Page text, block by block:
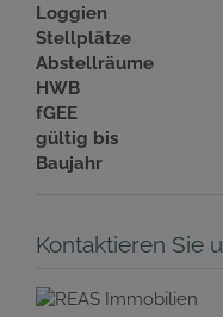
Loggien
Stellplätze
Abstellräume
HWB
fGEE
gültig bis
Baujahr
Kontaktieren Sie